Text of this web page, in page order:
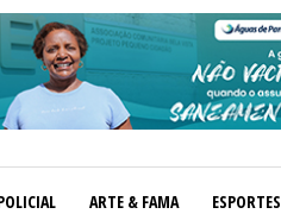
ARTE & FAMA ESPORTES